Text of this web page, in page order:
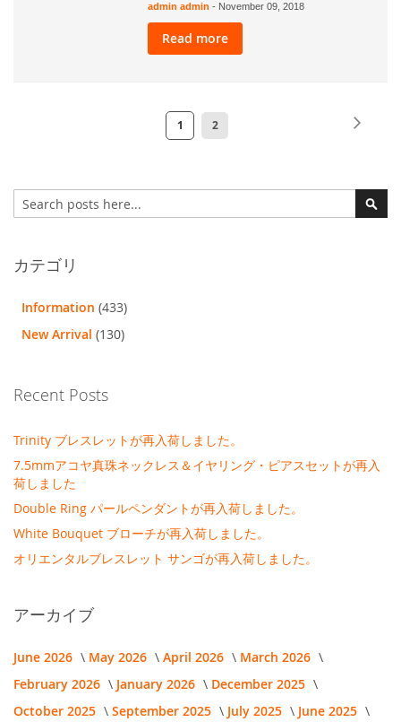
admin admin- November 09, 2018
Read more
ペ
ー
ペ1
ペ
2
検
索
カテゴリ
Information (433)
New Arrival (130)
Recent Posts
Trinity ブレスレットが再入荷しました。
7.5mmアコヤ真珠ネックレス＆イヤリング・ピアスセットが再入
荷しました
Double Ring パールペンダントが再入荷しました。
White Bouquet ブローチが再入荷しました。
オリエンタルブレスレット サンゴが再入荷しました。
アーカイブ
June 2026 May 2026 April 2026
March 2026
February 2026
January 2026
December 2025
October 2025
September 2025 July 2025
June 2025